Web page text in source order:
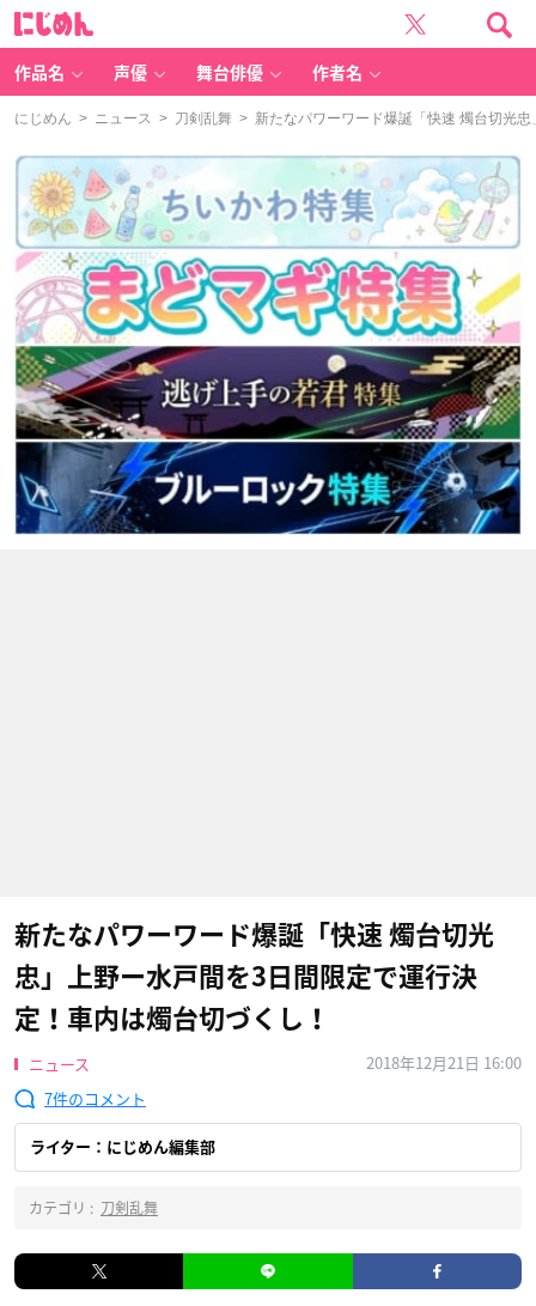
作品名 声優 舞台俳優 作者名
にじめん > ニュース > 刀剣乱舞 > 新たなパワーワード爆誕「快速 燭台切光
新たなパワーワード爆誕「快速 燭台切光
忠」上野ー水戸間を3日間限定で運行決
定！車内は燭台切づくし！
ニュース
2018年12月21日 16:00
7
ライター：にじめん編集部
カテゴリ : 刀剣乱舞